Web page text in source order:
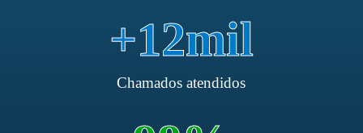
Chamados atendidos
+12mil